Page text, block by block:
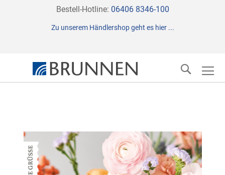
Direkt
Inhalt
Bestell-Hotline: 06406 8346-100
Zu unserem Händlershop geht es hier ...
Suche